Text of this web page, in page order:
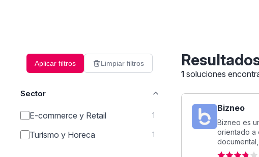
Aplicar filtros Limpiar filtros
Sector
E-commerce y Retail 1
Turismo y Horeca 1
1 soluciones
Bizneo
Bizneo es
orientado a
documental,